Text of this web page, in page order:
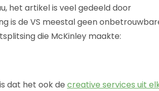
het artikel is veel gedeeld door
is de VS meestal geen
die McKinley maakte:
dat het ook de creative services uit